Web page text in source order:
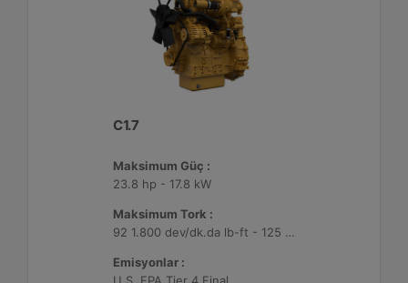
C1.7
Maksimum Güç :
23.8 hp - 17.8 kW
Maksimum Tork :
92 1.800 dev/dk.da lb-ft - 125 1.800 dev/dk.da Nm
Emisyonlar :